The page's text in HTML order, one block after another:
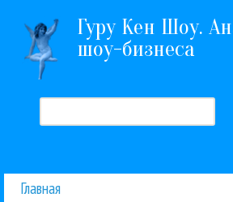
Перейти к основному
Гуру Кен Шоу.
шоу-бизнеса
Форма поиска
Главная